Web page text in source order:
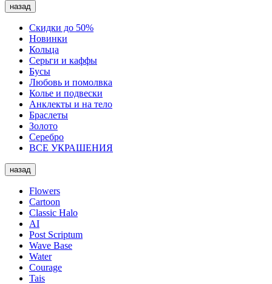
назад
Скидки до 50%
Новинки
Кольца
Серьги и каффы
Бусы
Любовь и помолвка
Колье и подвески
Анклекты и на тело
Браслеты
Золото
Серебро
ВСЕ УКРАШЕНИЯ
назад
Flowers
Cartoon
Classic Halo
AI
Post Scriptum
Wave Base
Water
Courage
Tais